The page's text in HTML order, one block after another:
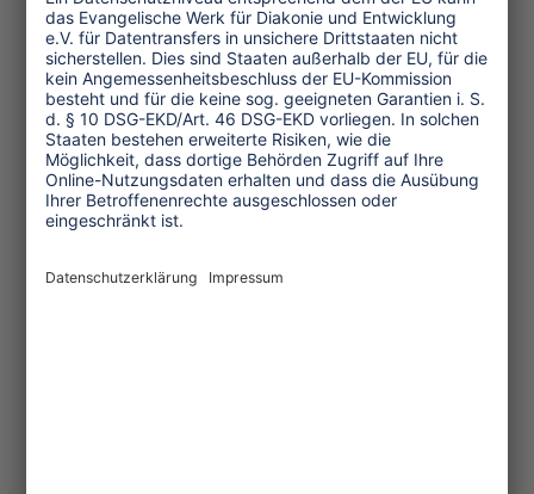
One Planet Guide für faires
Reisen